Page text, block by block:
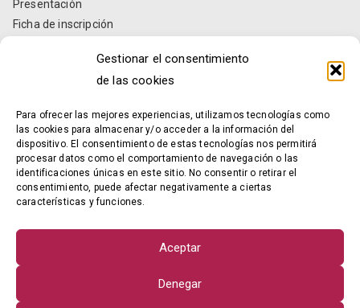
Gestionar el consentimiento
de las cookies
Para ofrecer las mejores experiencias, utilizamos tecnologías como
las cookies para almacenar y/o acceder a la información del
dispositivo. El consentimiento de estas tecnologías nos permitirá
procesar datos como el comportamiento de navegación o las
identificaciones únicas en este sitio. No consentir o retirar el
consentimiento, puede afectar negativamente a ciertas
características y funciones.
Aceptar
Denegar
Presentación
Ficha de inscripción
Informes anuales
Localización y contacto
Contacto
Razón social: AVEPOMUR
NIF: G73940355
Dirección:Avda. Constitución, 13, entresuelo
30008 – Murcia – MURCIA